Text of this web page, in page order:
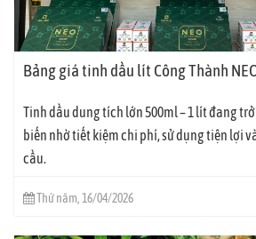
Bảng giá tinh dầu lít Công Thành
Tinh dầu dung tích lớn 500ml – 1 lít đang
biến nhờ tiết kiệm chi phí, sử dụng tiện lợi
cầu.
Thứ năm, 16/04/2026